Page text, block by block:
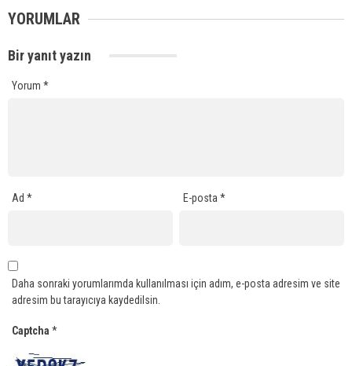
YORUMLAR
Bir yanıt yazın
Yorum *
Ad * E-posta*
Daha sonraki yorumlarımda kullanılması için adım, e-posta adresim ve site
adresim bu tarayıcıya kaydedilsin.
Captcha *